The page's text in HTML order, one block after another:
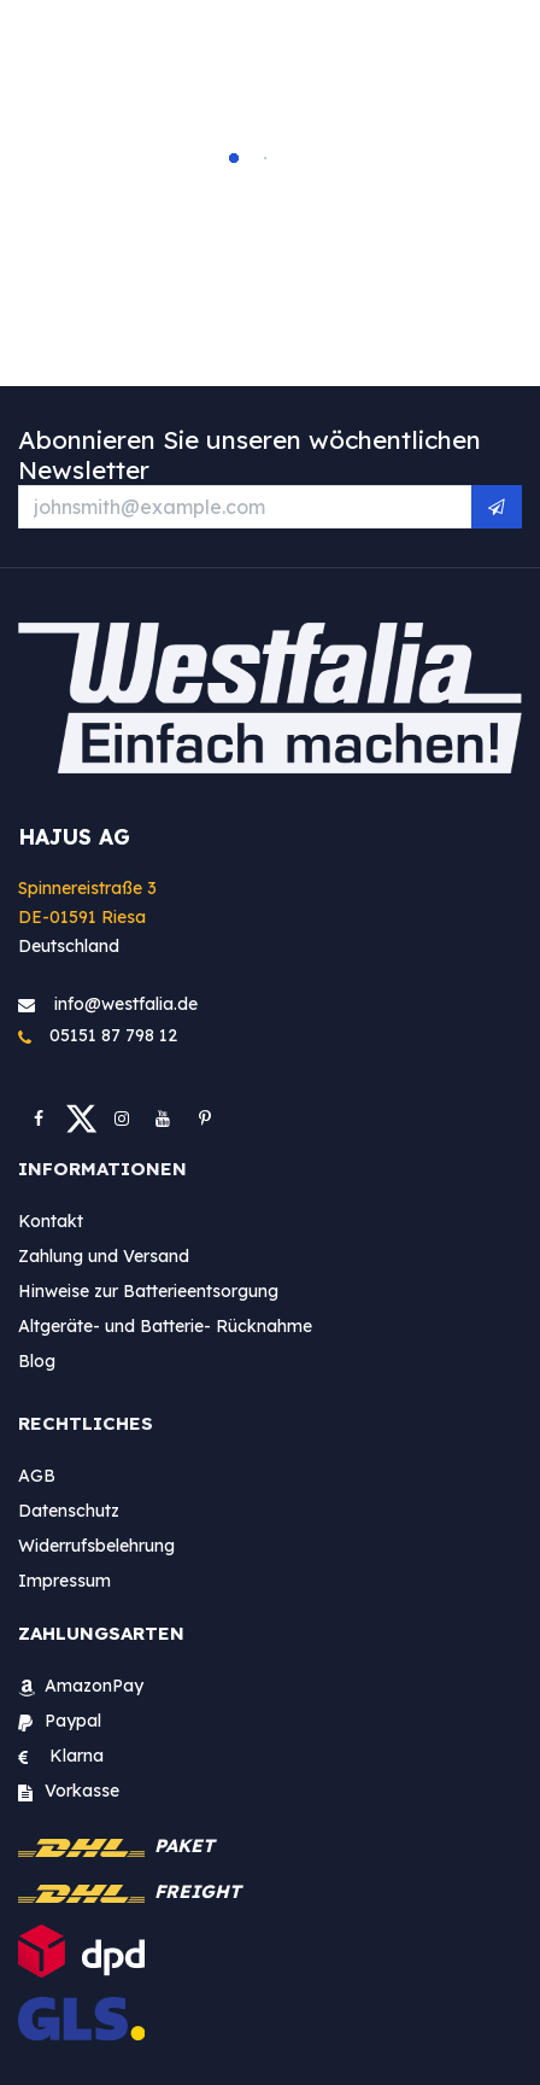
Abonnieren Sie unseren wöchentlichen
Newsletter
HAJUS AG
Spinnereistraße 3
DE-01591 Riesa
Deutschland
info@westfa​lia.de
05151 87 798 12
INFORMATIONEN
Kontakt
Zahlung und Versand
Hinweise zur Batterieentsorgung
Altgeräte- und Batterie- Rücknahme
Blog
RECHTLICHES
AGB
Datenschutz
Widerrufsbelehrung
Impressum
ZAHLUNGSARTEN
AmazonPay
Paypal
Klarna
Vorkasse
PAKET
FREIGHT